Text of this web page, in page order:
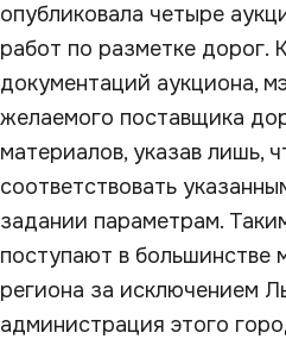
опубликовала четыре
работ по разметке дорог.
документаций аукциона,
желаемого поставщика
материалов, указав лишь,
соответствовать
задании параметрам.
поступают в большинстве
региона за исключением
администрация этого